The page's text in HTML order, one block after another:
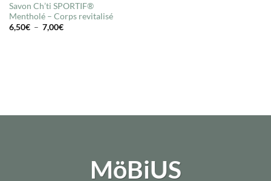
Savon Ch’ti SPORTIF®
Mentholé – Corps revitalisé
6,50€ – 7,00€Plage
MöBiUS